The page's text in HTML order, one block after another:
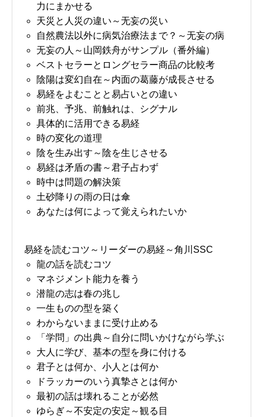
力にまかせる
天災と人災の違い～无妄の災い
自然農法以外に病気治療法まで？～无妄の病
无妄の人～山岡鉄舟がサンプル（番外編）
ベストセラーとロングセラー商品の比較考
陰陽は変幻自在～内面の葛藤が成長させる
易経をよむことと易占いとの違い
前兆、予兆、前触れは、シグナル
具体的に活用できる易経
時の変化の道理
陰を生み出す～陰を生じさせる
易経は矛盾の書～君子占わず
時中は問題の解決策
土砂降りの雨の日は傘
あなたは何によって覚えられたいか
易経を読むコツ～リーダーの易経～角川SSC
龍の話を読むコツ
マネジメント能力を養う
潜龍の志は春の兆し
一生ものの型を築く
わからないままに受け止める
「学問」の出典～自分に問いかけながら学ぶ
大人に学び、基本の型を身に付ける
君子とは何か、小人とは何か
ドラッカーのいう真摯さとは何か
最初の話は壊れることが必然
ゆらぎ～不安定の安定～観る目